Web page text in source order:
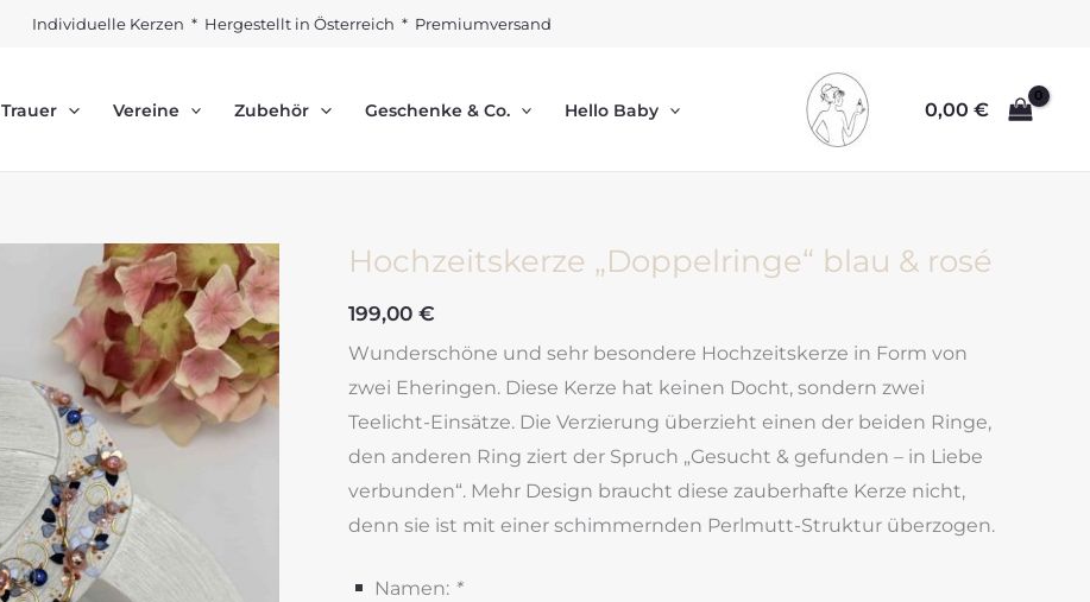
Individuelle Kerzen * Hergestellt in Österreich * Premiumversand
Trauer Vereine Zubehör Geschenke & Co. Hello Baby 0,00 €
Hochzeitskerze „Doppelringe“ blau & rosé
199,00 €
Wunderschöne und sehr besondere Hochzeitskerze in Form von
zwei Eheringen. Diese Kerze hat keinen Docht, sondern zwei
Teelicht-Einsätze. Die Verzierung überzieht einen der beiden Ringe,
den anderen Ring ziert der Spruch „Gesucht & gefunden – in Liebe
verbunden“. Mehr Design braucht diese zauberhafte Kerze nicht,
denn sie ist mit einer schimmernden Perlmutt-Struktur überzogen.
Namen: *